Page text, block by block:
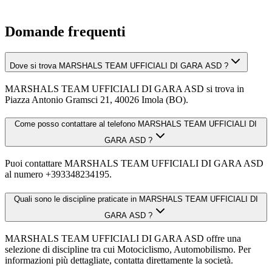
Domande frequenti
Dove si trova MARSHALS TEAM UFFICIALI DI GARA ASD ?
MARSHALS TEAM UFFICIALI DI GARA ASD si trova in
Piazza Antonio Gramsci 21, 40026 Imola (BO).
Come posso contattare al telefono MARSHALS TEAM UFFICIALI DI
GARA ASD ?
Puoi contattare MARSHALS TEAM UFFICIALI DI GARA ASD
al numero +393348234195.
Quali sono le discipline praticate in MARSHALS TEAM UFFICIALI DI
GARA ASD ?
MARSHALS TEAM UFFICIALI DI GARA ASD offre una
selezione di discipline tra cui Motociclismo, Automobilismo. Per
informazioni più dettagliate, contatta direttamente la società.